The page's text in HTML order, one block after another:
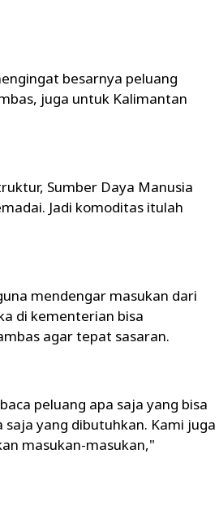
besarnya peluang
juga untuk Kalimantan
Sumber Daya Manusia
Jadi komoditas itulah
mendengar masukan dari
di kementerian bisa
agar tepat sasaran.
peluang apa saja yang bisa
yang dibutuhkan. Kami juga
masukan-masukan,"